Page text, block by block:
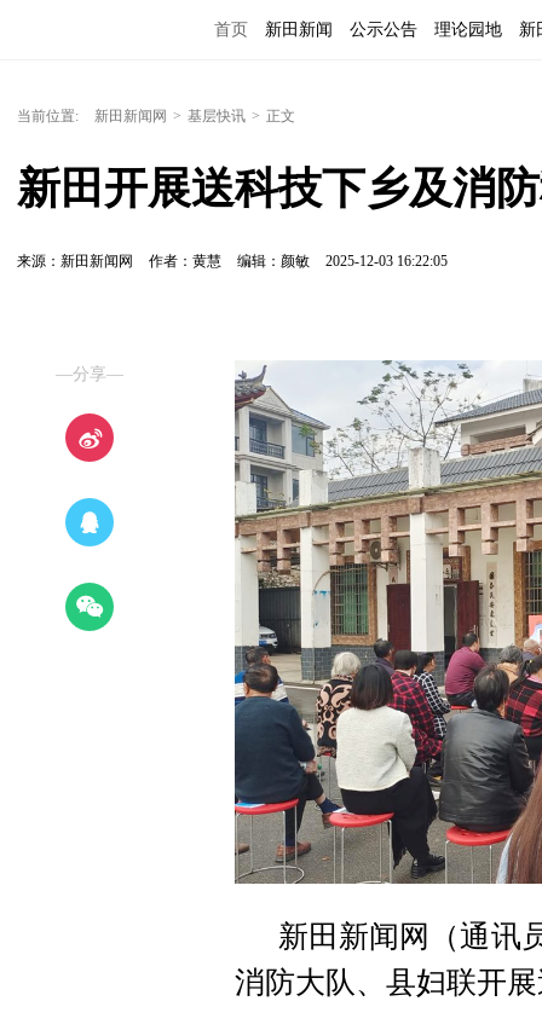
首页 新田新闻 公示公告 理论园地 新
当前位置: 新田新闻网 > 基层快讯 > 正文
新田开展送科技下乡及消
来源：新田新闻网 作者：黄慧 编辑：颜敏 2025-12-03 16:22:05
—分享—
新田新闻网（通讯
消防大队、县妇联开